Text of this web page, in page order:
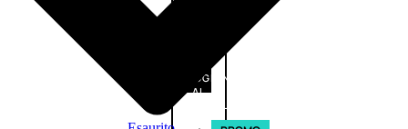
AGGIUNGI
AL
CARRELLO